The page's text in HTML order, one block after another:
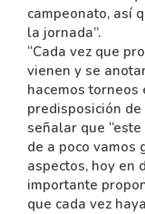
campeonato, así
la jornada”.
“Cada vez que
vienen y se
hacemos torneos
predisposición de
señalar que
de a poco vamos
aspectos, hoy en
importante
que cada vez